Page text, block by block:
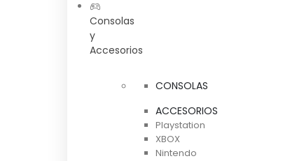
Consolas
y
Accesorios
CONSOLAS
ACCESORIOS
Playstation
XBOX
Nintendo